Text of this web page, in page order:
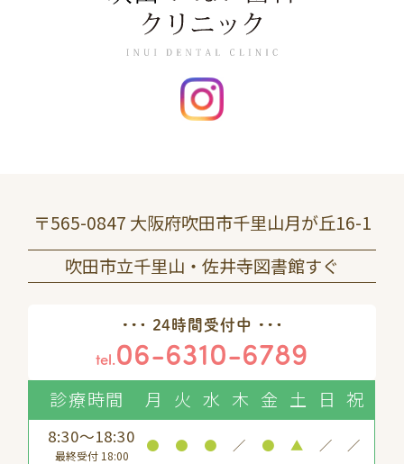
〒565-0847 大阪府吹田市千里山月が丘16-1
吹田市立千里山・佐井寺図書館すぐ
24時間受付中
tel.06-6310-6789
診療時間 月 火 水 木 金 土 日 祝
8:30～18:30
最終受付 18:00
● ● ● ／ ● ▲ ／ ／